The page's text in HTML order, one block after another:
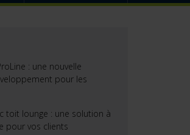
: une nouvelle
pour les
toit lounge : une solution à
pour vos clients